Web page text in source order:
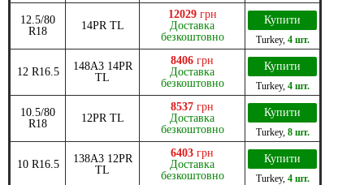
12.5/80
R18
14PR TL
12029 грн
Доставка
безкоштовно
Купити
Turkey, 4 шт.
12 R16.5
148A3 14PR
TL
8406 грн
Доставка
безкоштовно
Купити
Turkey, 4 шт.
10.5/80
R18
12PR TL
8537 грн
Доставка
безкоштовно
Купити
Turkey, 8 шт.
10 R16.5
138А3 12PR
TL
6403 грн
Доставка
безкоштовно
Купити
Turkey, 4 шт.